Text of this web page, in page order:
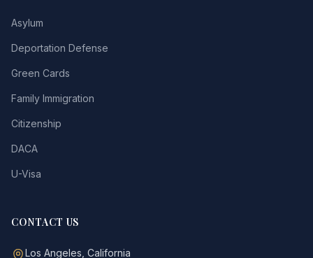
Asylum
Deportation Defense
Green Cards
Family Immigration
Citizenship
DACA
U-Visa
CONTACT US
Los Angeles, California